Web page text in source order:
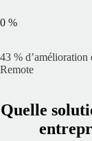
0 %
43 % d’amélioration
Remote
Quelle